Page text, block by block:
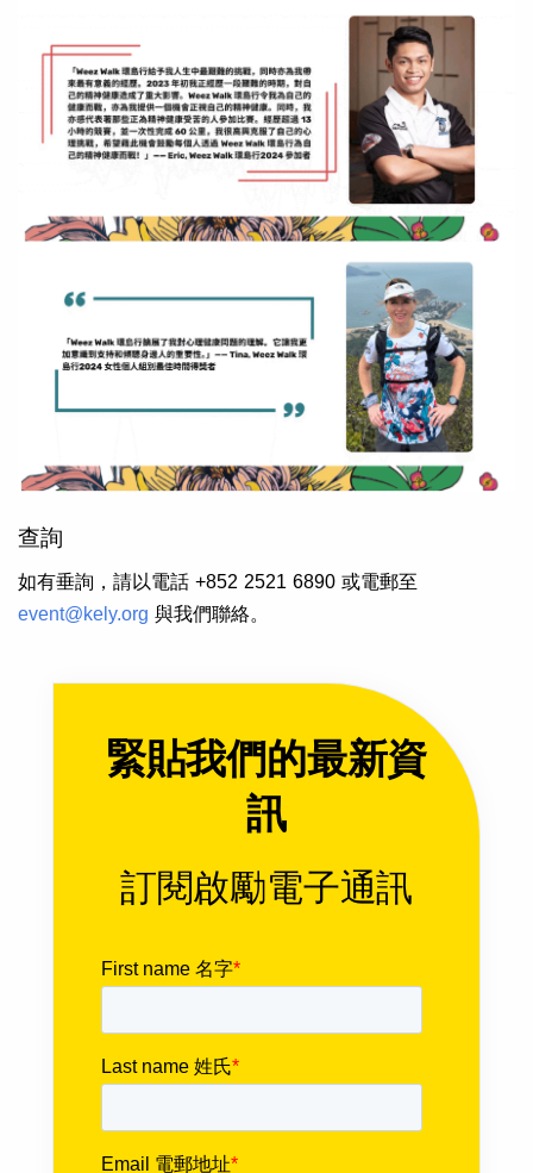
查詢
如有垂詢，請以電話 +852 2521 6890 或電郵至
event@kely.org 與我們聯絡。
緊貼我們的最新資
訊
訂閱啟勵電子通訊